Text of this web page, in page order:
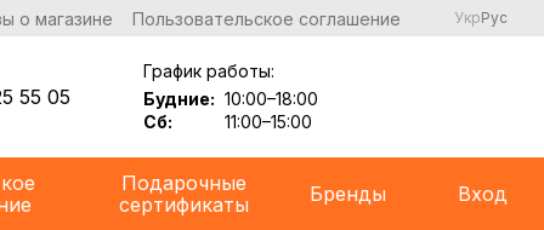
о магазине Пользовательское соглашение УкрРус
55 05
График работы:
Будние: 10:00–18:00
Сб:
11:00–15:00
Подарочные
сертификаты
Бренды Вход